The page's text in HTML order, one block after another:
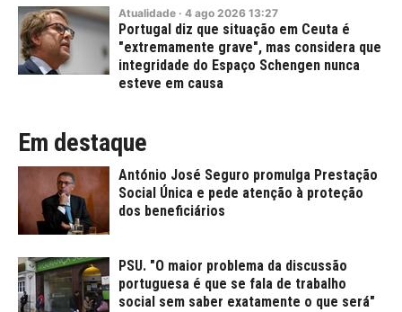
Atualidade · 4 ago 2026 13:27
Portugal diz que situação em Ceuta é
"extremamente grave", mas considera que
integridade do Espaço Schengen nunca
esteve em causa
Em destaque
António José Seguro promulga Prestação
Social Única e pede atenção à proteção
dos beneficiários
PSU. "O maior problema da discussão
portuguesa é que se fala de trabalho
social sem saber exatamente o que será"